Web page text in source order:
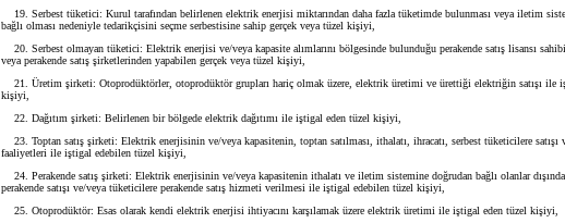
19. Serbest tüketici: Kurul tarafından belirlenen elektrik enerjisi miktarından daha fazla tüketimde bulunması veya iletim
bağlı olması nedeniyle tedarikçisini seçme serbestisine sahip gerçek veya tüzel kişiyi,
20. Serbest olmayan tüketici: Elektrik enerjisi ve/veya kapasite alımlarını bölgesinde bulunduğu perakende satış lisansı
veya perakende satış şirketlerinden yapabilen gerçek veya tüzel kişiyi,
21. Üretim şirketi: Otoprodüktörler, otoprodüktör grupları hariç olmak üzere, elektrik üretimi ve ürettiği elektriğin satışı ile
kişiyi,
22. Dağıtım şirketi: Belirlenen bir bölgede elektrik dağıtımı ile iştigal eden tüzel kişiyi,
23. Toptan satış şirketi: Elektrik enerjisinin ve/veya kapasitenin, toptan satılması, ithalatı, ihracatı, serbest tüketicilere satışı
faaliyetleri ile iştigal edebilen tüzel kişiyi,
24. Perakende satış şirketi: Elektrik enerjisinin ve/veya kapasitenin ithalatı ve iletim sistemine doğrudan bağlı olanlar
perakende satışı ve/veya tüketicilere perakende satış hizmeti verilmesi ile iştigal edebilen tüzel kişiyi,
25. Otoprodüktör: Esas olarak kendi elektrik enerjisi ihtiyacını karşılamak üzere elektrik üretimi ile iştigal eden tüzel kişiyi,